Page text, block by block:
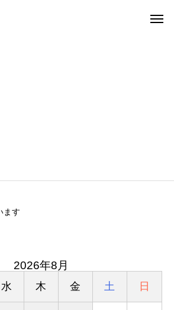
5 ブログサンプル4
ます
2026年8月
水 木 金 土 日